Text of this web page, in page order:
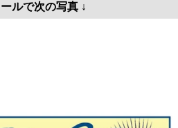
ルで次の写真 ↓